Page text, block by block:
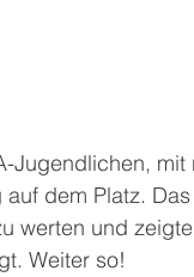
Jugendlichen,
dem Platz.
werten und
Weiter so!